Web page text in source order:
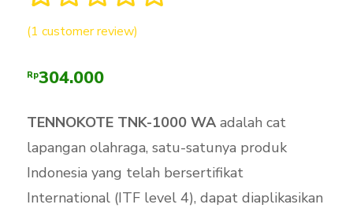
Rated 5.00
out of 5
based on
1
customer
rating
(1 customer review)
Rp304.000
TENNOKOTE TNK-1000 WAadalah cat
lapangan olahraga, satu-satunya produk
Indonesia yang telah bersertifikat
International (ITF level 4), dapat diaplikasikan